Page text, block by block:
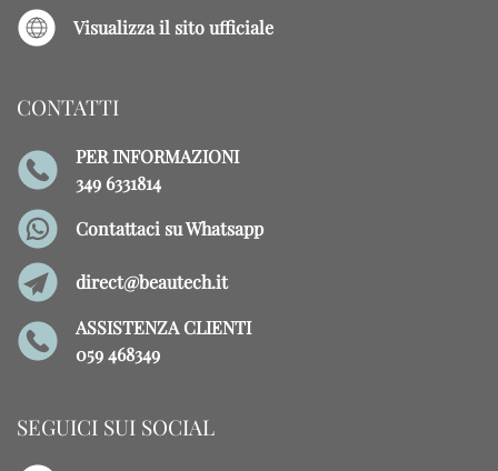
Visualizza il sito ufficiale
CONTATTI
PER INFORMAZIONI
349 6331814
Contattaci su Whatsapp
direct@beautech.it
ASSISTENZA CLIENTI
059 468349
SEGUICI SUI SOCIAL